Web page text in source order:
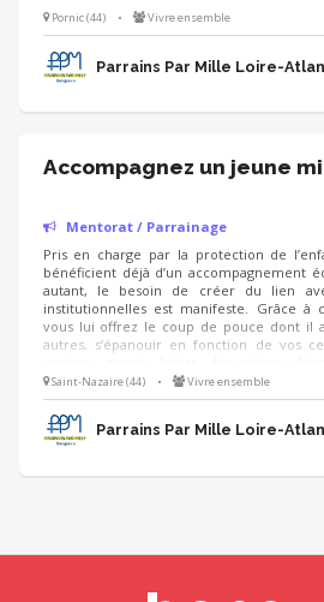
société française, être une personne de
l’écouter et l’encourager, l'aider dans
une aide à la candidature (CV, lettre
d’entretien)...
Pornic (44) • Vivre ensemble
Parrains Par Mille Loire-
Accompagnez un jeune
Mentorat / Parrainage
Pris en charge par la protection de
bénéficient déjà d’un accompagnement
autant, le besoin de créer du lien
institutionnelles est manifeste. Grâce à
vous lui offrez le coup de pouce dont il
autres, s’épanouir en fonction de vos
société française, être une personne de
l’écouter et l’encourager, l'aider dans
une aide à la candidature (CV, lettre
d’entretien)...
Saint-Nazaire (44) • Vivre ensemble
Parrains Par Mille Loire-